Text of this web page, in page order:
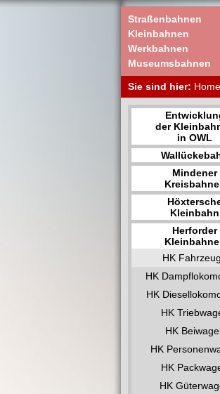
Straßenbahnen
Kleinbahnen
Werkbahnen
Museumsbahnen
Sie sind hier: Home
der
in OWL
Mindener
Kleinbahn
Herforder
HK
HK
HK
HK
HK
HK
HK
HK